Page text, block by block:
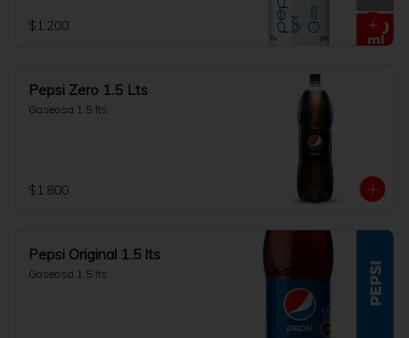
$1.200
Pepsi Zero 1.5 Lts
Gaseosa 1.5 lts
$1.800
Pepsi Original 1.5 lts
Gaseosa 1.5 lts